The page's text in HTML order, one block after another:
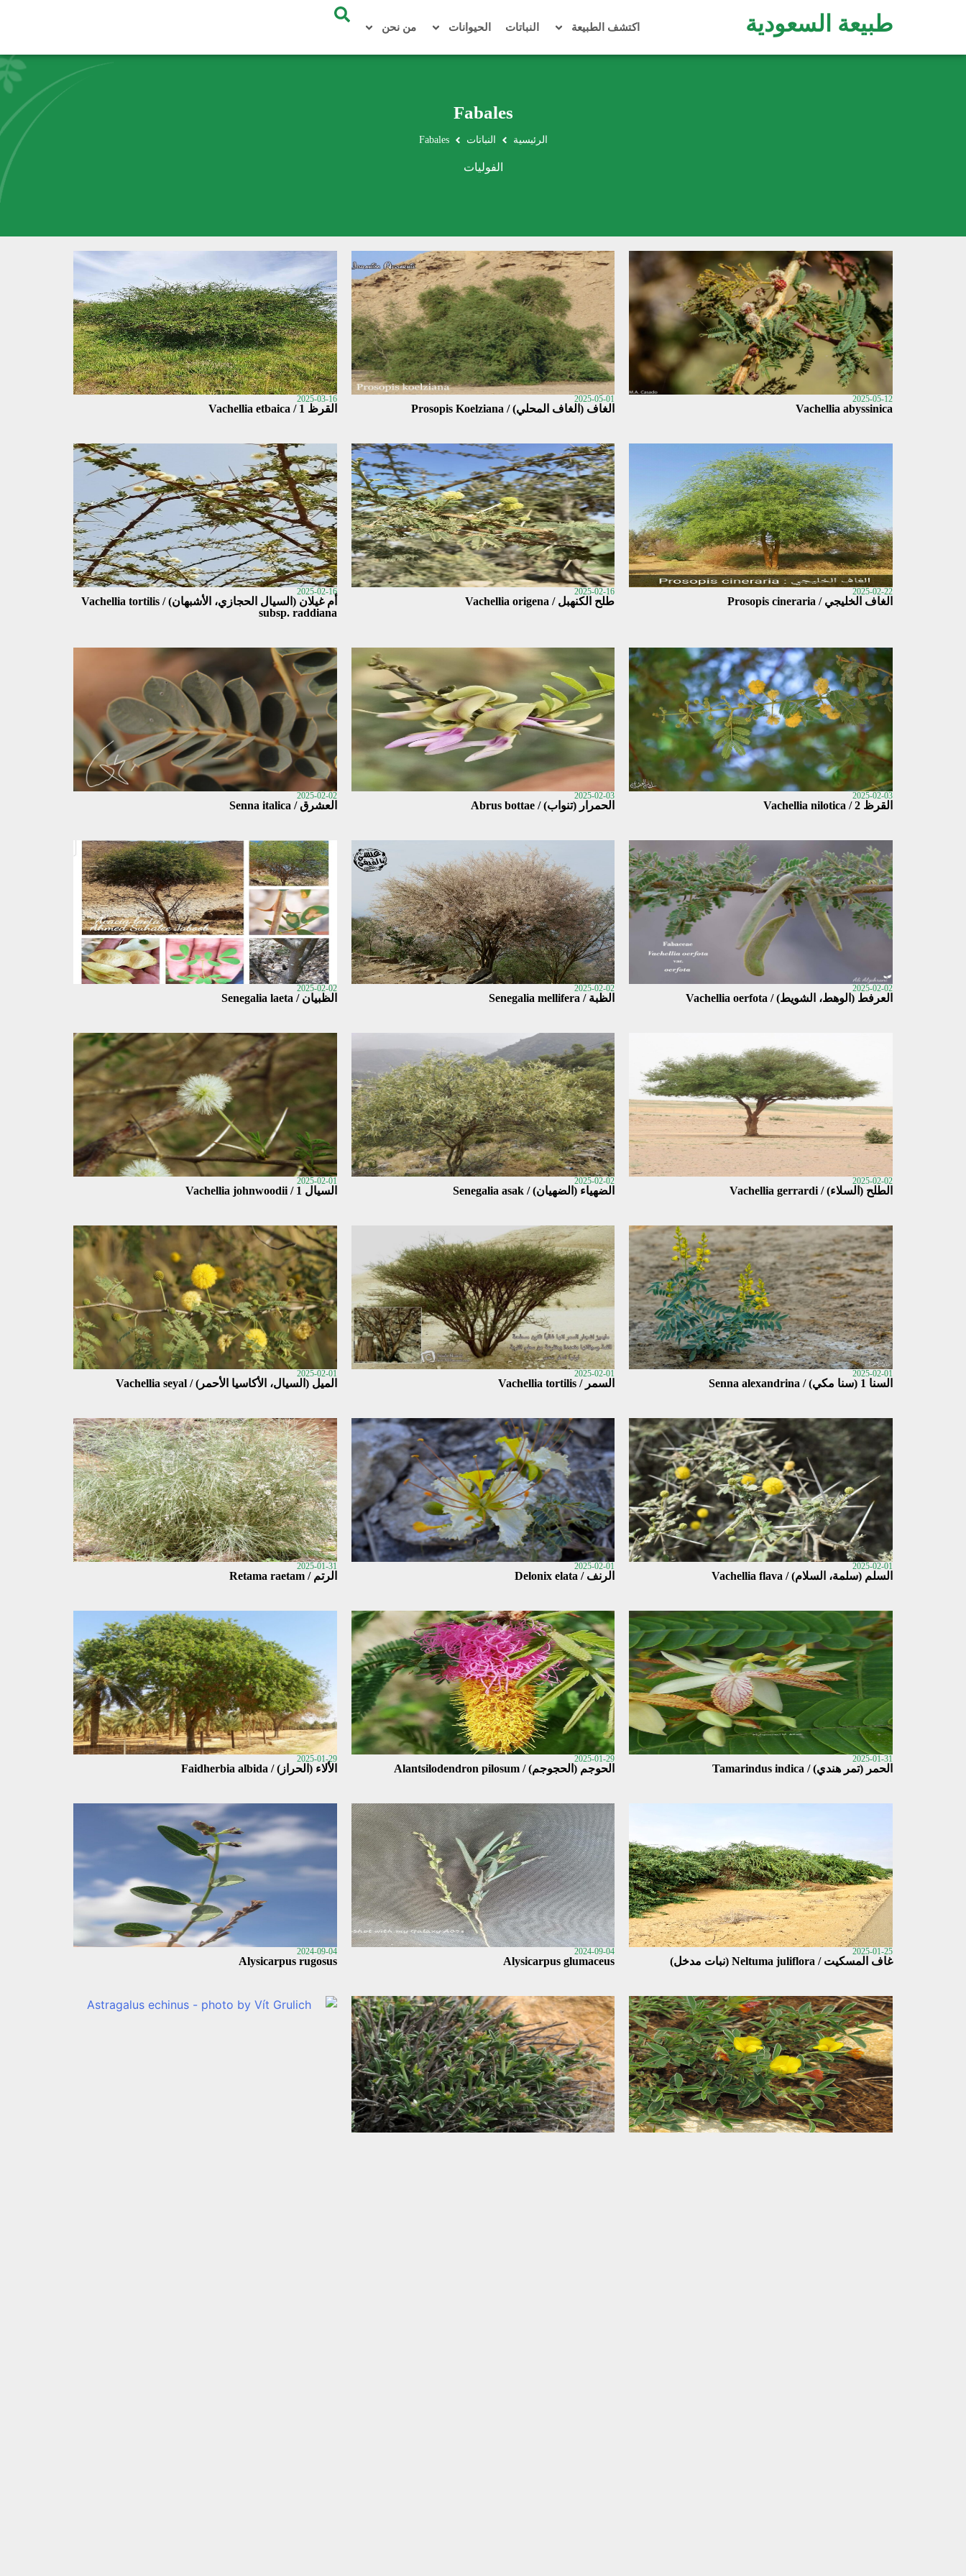
طبيعة السعودية اكتشف الطبيعة النباتات الحيوانات من نحن
Fabales
الرئيسية النباتات Fabales
الفوليات
2025-05-12
Vachellia abyssinica
2025-05-01
الغاف (الغاف المحلي) / Prosopis Koelziana
2025-03-16
القرظ 1 / Vachellia etbaica
2025-02-22
الغاف الخليجي / Prosopis cineraria
2025-02-16
طلح الكنهبل / Vachellia origena
2025-02-16
أم غيلان (السيال الحجازي، الأشبهان) / Vachellia tortilis
subsp. raddiana
2025-02-03
القرظ 2 / Vachellia nilotica
2025-02-03
الحمرار (تنواب) / Abrus bottae
2025-02-02
العشرق / Senna italica
2025-02-02
العرفط (الوهط، الشويط) / Vachellia oerfota
2025-02-02
الظبة / Senegalia mellifera
2025-02-02
الظبيان / Senegalia laeta
2025-02-02
الطلح (السلاء) / Vachellia gerrardi
2025-02-02
الضهياء (الضهيان) / Senegalia asak
2025-02-01
السيال 1 / Vachellia johnwoodii
2025-02-01
السنا 1 (سنا مكي) / Senna alexandrina
2025-02-01
السمر / Vachellia tortilis
2025-02-01
الميل (السيال، الأكاسيا الأحمر) / Vachellia seyal
2025-02-01
السلم (سلمة، السلام) / Vachellia flava
2025-02-01
الرنف / Delonix elata
2025-01-31
الرتم / Retama raetam
2025-01-31
الحمر (تمر هندي) / Tamarindus indica
2025-01-29
الحوجم (الحجوجم) / Alantsilodendron pilosum
2025-01-29
الألاء (الحراز) / Faidherbia albida
2025-01-25
غاف المسكيت / Neltuma juliflora (نبات مدخل)
2024-09-04
Alysicarpus glumaceus
2024-09-04
Alysicarpus rugosus